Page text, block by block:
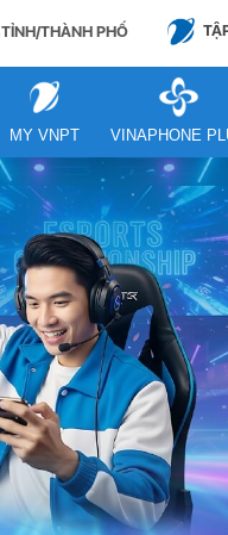
TỈNH/THÀNH PHỐ
MY VNPT VINAPHONE